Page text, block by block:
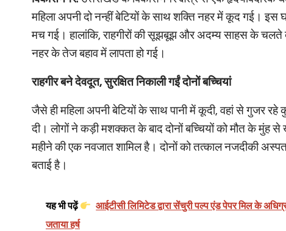
महिला अपनी दो नन्हीं बेटियों के साथ शक्ति नहर में कूद गई।
मच गई। हालांकि, राहगीरों की सूझबूझ और अदम्य साहस के चलते
नहर के तेज बहाव में लापता हो गई।
राहगीर बने देवदूत, सुरक्षित निकाली गईं दोनों बच्चियां
जैसे ही महिला अपनी बेटियों के साथ पानी में कूदी, वहां से गुजर रहे
दी। लोगों ने कड़ी मशक्कत के बाद दोनों बच्चियों को मौत के मुंह
महीने की एक नवजात शामिल है। दोनों को तत्काल नजदीकी
बताई है।
यह भी पढ़ें
आईटीसी लिमिटेड द्वारा सेंचुरी पल्प एंड पेपर मिल के
जताया हर्ष